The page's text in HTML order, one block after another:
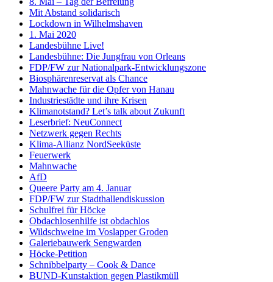
Mit Abstand solidarisch
Lockdown in Wilhelmshaven
1. Mai 2020
Landesbühne Live!
Landesbühne: Die Jungfrau von Orleans
FDP/FW zur Nationalpark-Entwicklungszone
Biosphärenreservat als Chance
Mahnwache für die Opfer von Hanau
Industriestädte und ihre Krisen
Klimanotstand? Let’s talk about Zukunft
Leserbrief: NeuConnect
Netzwerk gegen Rechts
Klima-Allianz NordSeeküste
Feuerwerk
Mahnwache
AfD
Queere Party am 4. Januar
FDP/FW zur Stadthallendiskussion
Schulfrei für Höcke
Obdachlosenhilfe ist obdachlos
Wildschweine im Voslapper Groden
Galeriebauwerk Sengwarden
Höcke-Petition
Schnibbelparty – Cook & Dance
BUND-Kunstaktion gegen Plastikmüll